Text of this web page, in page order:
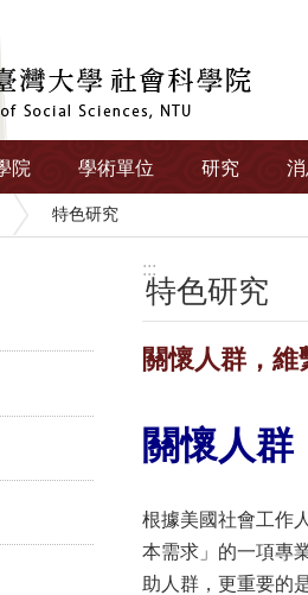
院 學術單位 研究
特色研究
:::
特色研究
關懷人群，
關懷人群
根據美國社會工作
本需求」的一項專
助人群，更重要的